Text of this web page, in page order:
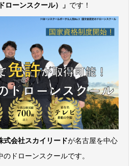
ローンスクール）」 です！
式会社スカイリードが名古屋を中心
のドローンスクールです。